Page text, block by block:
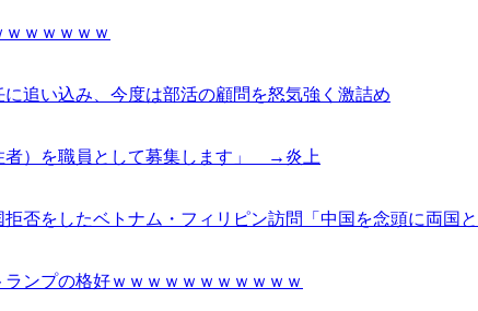
ｗｗｗｗｗ
追い込み、今度は部活の顧問を怒気強く激詰め
）を職員として募集します」 →炎上
否をしたベトナム・フィリピン訪問「中国を念頭に両国と
ンプの格好ｗｗｗｗｗｗｗｗｗｗｗ